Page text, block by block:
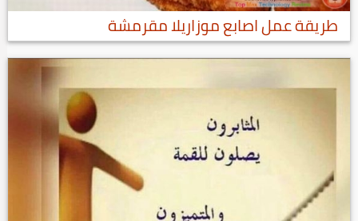
طريقة عمل اصابع موزاريلا مقرمشة